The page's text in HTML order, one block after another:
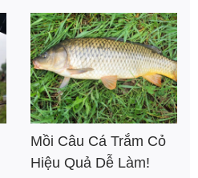
Mồi Câu Cá Trắm Cỏ
Hiệu Quả Dễ Làm!